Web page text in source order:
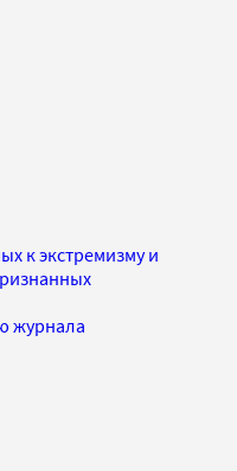
к экстремизму и
журнала